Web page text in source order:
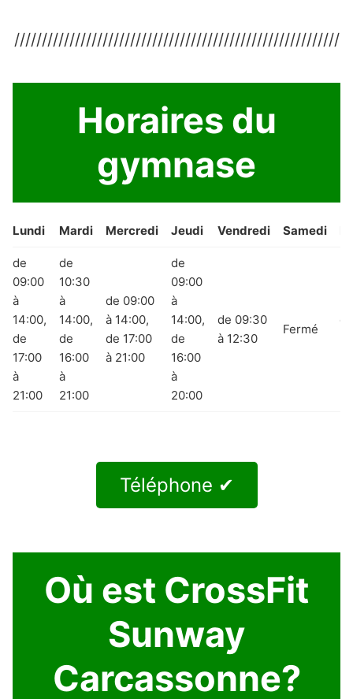
///////////////////////////////////////////////////////////
Horaires du
gymnase
Lundi Mardi Mercredi Jeudi Vendredi Samedi
de
09:00
à
14:00,
de
17:00
à
21:00
de
10:30
à
14:00,
de
16:00
à
21:00
de 09:00
à 14:00,
de 17:00
à 21:00
de
09:00
à
14:00,
de
16:00
à
20:00
de 09:30
à 12:30
Fermé
Téléphone ✔
Où est CrossFit
Sunway
Carcassonne?